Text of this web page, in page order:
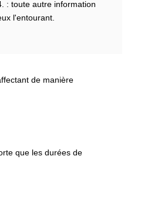
: toute autre information
l'entourant.
de manière
que les durées de